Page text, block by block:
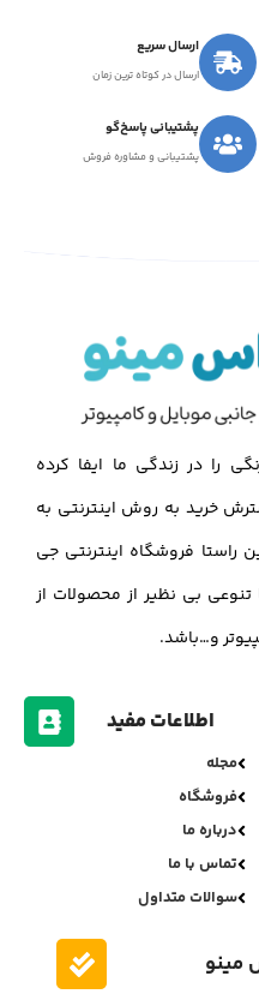
ارسال سریع
ارسال در کوتاه ترین زمان
پشتیبانی پاسخ‌گو
پشتیبانی و مشاوره فروش
را در زندگی ما ایفا کرده
خرید به روش اینترنتی به
فروشگاه اینترنتی جی
بی نظیر از محصولات از
و…باشد.
اطلاعات مفید
مجله
فروشگاه
درباره ما
تماس با ما
سوالات متداول
مینو